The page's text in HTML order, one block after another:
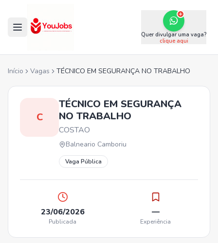
Quer divulgar uma vaga?
clique aqui
Início Vagas TÉCNICO EM SEGURANÇA NO TRABALHO
C
TÉCNICO EM SEGURANÇA
NO TRABALHO
COSTAO
Balneario Camboriu
Vaga Pública
23/06/2026
Publicada
—
Experiência